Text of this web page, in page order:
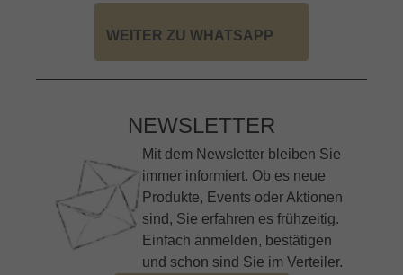
WEITER ZU WHATSAPP
NEWSLETTER
Mit dem Newsletter bleiben Sie
immer informiert. Ob es neue
Produkte, Events oder Aktionen
sind, Sie erfahren es frühzeitig.
Einfach anmelden, bestätigen
und schon sind Sie im Verteiler.